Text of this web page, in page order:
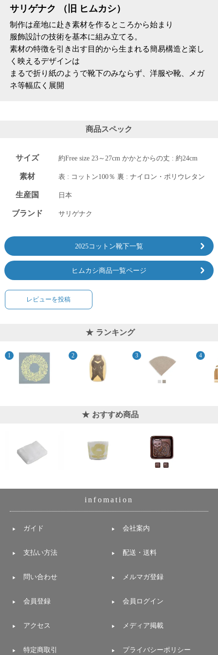
サリゲナク （旧 ヒムカシ）
制作は産地に赴き素材を作るところから始まり
服飾設計の技術を基本に組み立てる。
素材の特徴を引き出す目的から生まれる簡易構造と楽し
く映えるデザインは
まるで折り紙のようで靴下のみならず、洋服や靴、メガ
ネ等幅広く展開
商品スペック
サイズ 約Free size 23～27cm かかとからの丈 : 約24cm
素材 表 : コットン100％ 裏 : ナイロン・ポリウレタン
生産国 日本
ブランド サリゲナク
2025コットン靴下一覧
ヒムカシ商品一覧ページ
レビューを投稿
ランキング
おすすめ商品
infomation
ガイド 会社案内
支払い方法 配送・送料
問い合わせ メルマガ登録
会員登録 会員ログイン
アクセス メディア掲載
特定商取引 プライバシーポリシー